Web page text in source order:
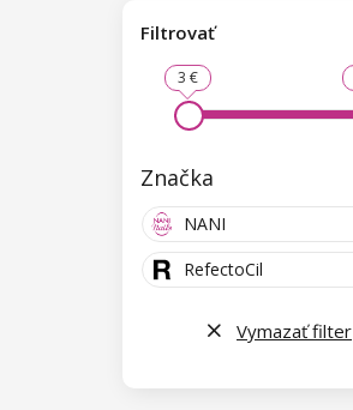
Filtrovať
3 €
Značka
NANI
RefectoCil
Vymazať filter